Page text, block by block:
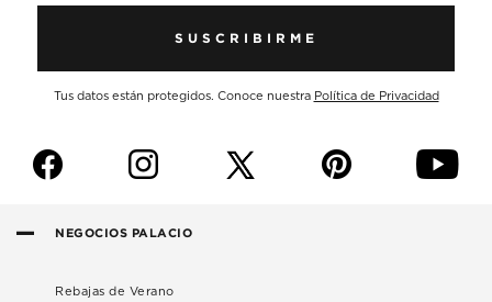
SUSCRIBIRME
Tus datos están protegidos. Conoce nuestra Política de Privacidad
f i p y
NEGOCIOS PALACIO
Rebajas de Verano